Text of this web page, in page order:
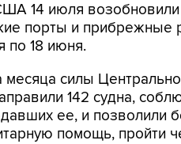
14 июля возобновили
порты и прибрежные
по 18 июня.
месяца силы
142 судна,
ее, и позволили
помощь, пройти